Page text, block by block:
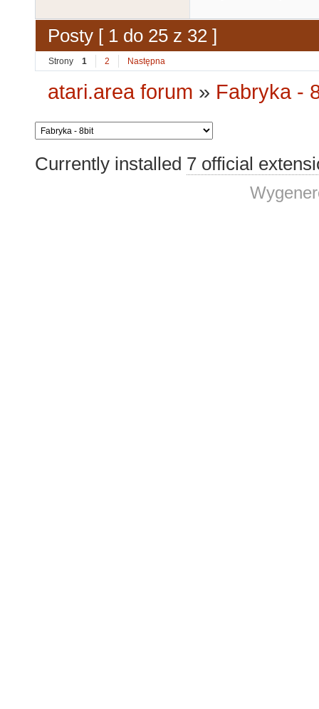
Posty [ 1 do 25 z 32 ]
Strony 1 2 Następna
atari.area forum » Fabryka -
Currently installed 7 official